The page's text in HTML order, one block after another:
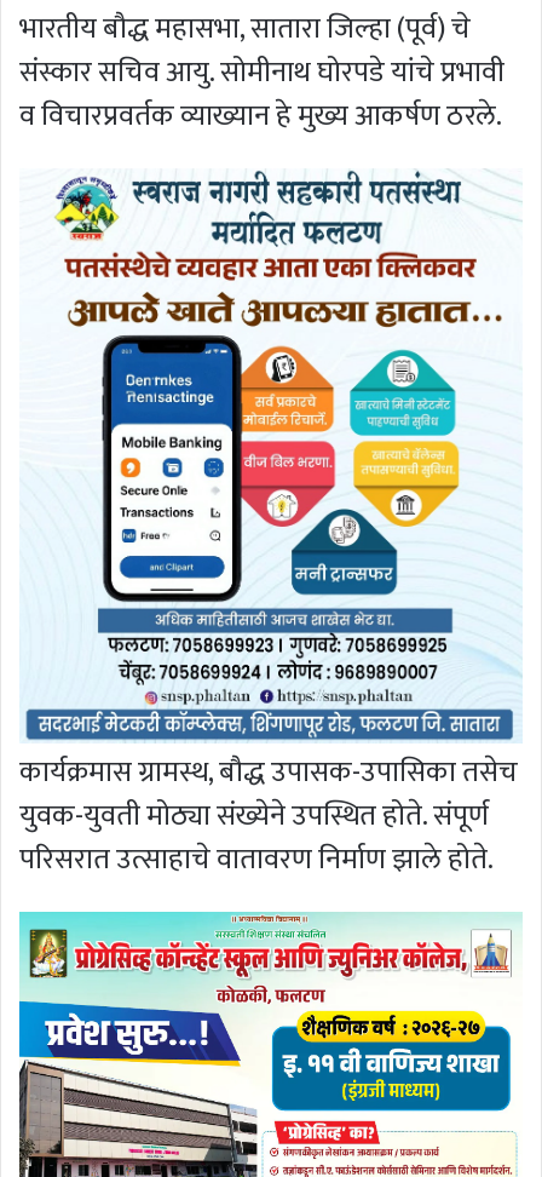
भारतीय बौद्ध महासभा, सातारा जिल्हा (पूर्व) चे
संस्कार सचिव आयु. सोमीनाथ घोरपडे यांचे प्रभावी
व विचारप्रवर्तक व्याख्यान हे मुख्य आकर्षण ठरले.
कार्यक्रमास ग्रामस्थ, बौद्ध उपासक-उपासिका तसेच
युवक-युवती मोठ्या संख्येने उपस्थित होते. संपूर्ण
परिसरात उत्साहाचे वातावरण निर्माण झाले होते.